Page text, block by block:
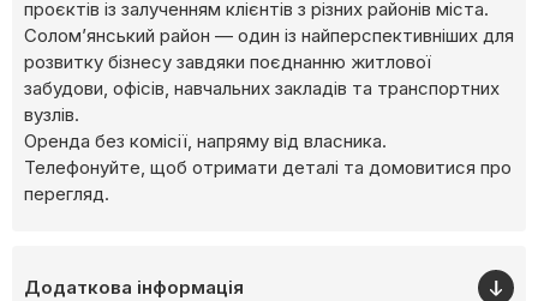
проєктів із залученням клієнтів з різних районів міста.
Солом’янський район — один із найперспективніших для
розвитку бізнесу завдяки поєднанню житлової
забудови, офісів, навчальних закладів та транспортних
вузлів.
Оренда без комісії, напряму від власника.
Телефонуйте, щоб отримати деталі та домовитися про
перегляд.
Додаткова інформація